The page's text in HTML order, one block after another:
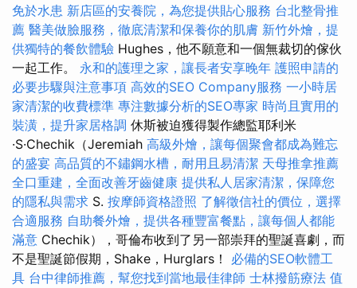
免於水患 新店區的安養院，為您提供貼心服務 台北整骨推
薦 醫美做臉服務，徹底清潔和保養你的肌膚 新竹外燴，提
供獨特的餐飲體驗 Hughes，他不願意和一個無裁切的傢伙
一起工作。 永和的護理之家，讓長者安享晚年 護照申請的
必要步驟與注意事項 高效的SEO Company服務 一小時居
家清潔的收費標準 專注數據分析的SEO專家 時尚且實用的
裝潢，提升家居格調 休斯被迫獲得製作總監耶利米
·S·Chechik（Jeremiah 高級外燴，讓每個聚會都成為難忘
的盛宴 高品質的不鏽鋼水槽，耐用且易清潔 天母推拿推薦
全口重建，全面改善牙齒健康 提供私人居家清潔，保障您
的隱私與需求 S. 按摩師資格證照 了解徵信社的價位，選擇
合適服務 自助餐外燴，提供各種豐富餐點，讓每個人都能
滿意 Chechik），哥倫布收到了另一部崇拜的聖誕喜劇，而
不是聖誕節假期，Shake，Hurglars！ 必備的SEO軟體工
具 台中律師推薦，幫您找到當地最佳律師 士林撥筋療法 值